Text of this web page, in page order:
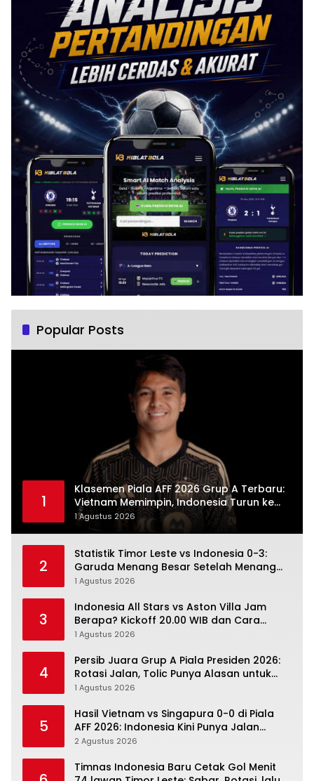
Popular Posts
1
Klasemen Piala AFF 2026 Grup A Terbaru:
Vietnam Memimpin, Indonesia Turun ke
Posisi Tiga
1 Agustus 2026
2
Statistik Timor Leste vs Indonesia 0-3:
Garuda Menang Besar Setelah Menang
Angka Lebih Dulu
1 Agustus 2026
3
Indonesia All Stars vs Aston Villa Jam
Berapa? Kickoff 20.00 WIB dan Cara
Nonton Resminya
1 Agustus 2026
4
Persib Juara Grup A Piala Presiden 2026:
Rotasi Jalan, Tolic Punya Alasan untuk
Percaya
1 Agustus 2026
5
Hasil Vietnam vs Singapura 0-0 di Piala
AFF 2026: Indonesia Kini Punya Jalan
Terbuka
2 Agustus 2026
Timnas Indonesia Baru Cetak Gol Menit